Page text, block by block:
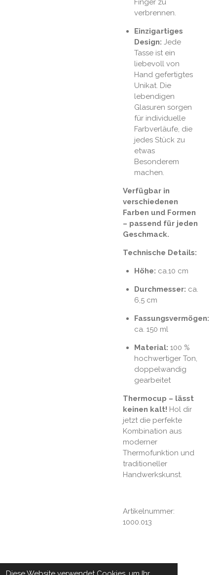
Finger zu
verbrennen.
Einzigartiges
Design: Jede
Tasse ist ein
liebevoll von
Hand gefertigtes
Unikat. Die
lebendigen
Glasuren sorgen
für individuelle
Farbverläufe, die
jedes Stück zu
etwas
Besonderem
machen.
Verfügbar in
verschiedenen
Farben und Formen
– passend für jeden
Geschmack.
Technische Details:
Höhe: ca.10 cm
Durchmesser: ca.
6,5 cm
Fassungsvermögen:
ca. 150 ml
Material: 100 %
hochwertiger Ton,
doppelwandig
gearbeitet
Thermocup – lässt
keinen kalt! Hol dir
jetzt die perfekte
Kombination aus
moderner
Thermofunktion und
traditioneller
Handwerkskunst.
Artikelnummer:
1000.013